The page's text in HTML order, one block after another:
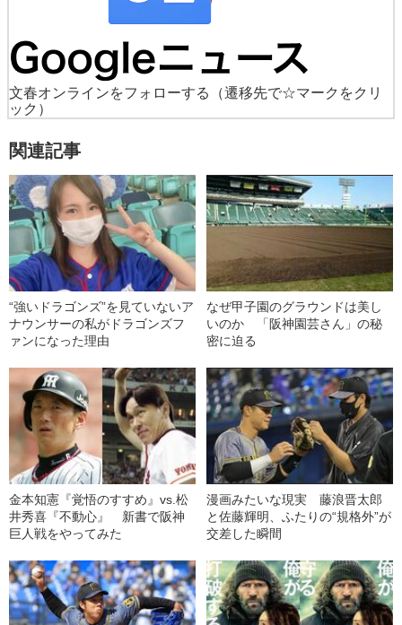
文春オンラインをフォローする
（遷移先で☆マークをクリ
ック）
関連記事
“強いドラゴンズ”を見ていないア
ナウンサーの私がドラゴンズフ
ァンになった理由
なぜ甲子園のグラウンドは美し
いのか 「阪神園芸さん」の秘
密に迫る
金本知憲『覚悟のすすめ』vs.松
井秀喜『不動心』 新書で阪神
巨人戦をやってみた
漫画みたいな現実 藤浪晋太郎
と佐藤輝明、ふたりの“規格外”が
交差した瞬間